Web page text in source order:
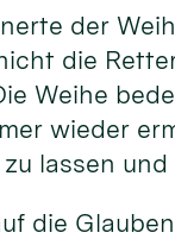
der
die
Weihe
wieder
lassen
die